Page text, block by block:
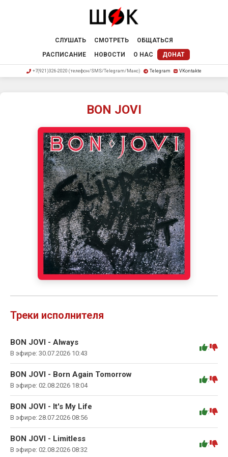
СЛУШАТЬ СМОТРЕТЬ
ОБЩАТЬСЯ
РАСПИСАНИЕ
НОВОСТИ О НАС ДОНАТ
+7(921)326-2020 (телефон/SMS/Telegram/Макс) Telegram VKontakte
BON JOVI
Треки исполнителя
BON JOVI - Always
В эфире: 30.07.2026 10:43
:
BON JOVI - Born Again Tomorrow
В эфире: 02.08.2026 18:04
:
BON JOVI - It's My Life
В эфире: 28.07.2026 08:56
:
BON JOVI - Limitless
В эфире: 02.08.2026 08:32
: